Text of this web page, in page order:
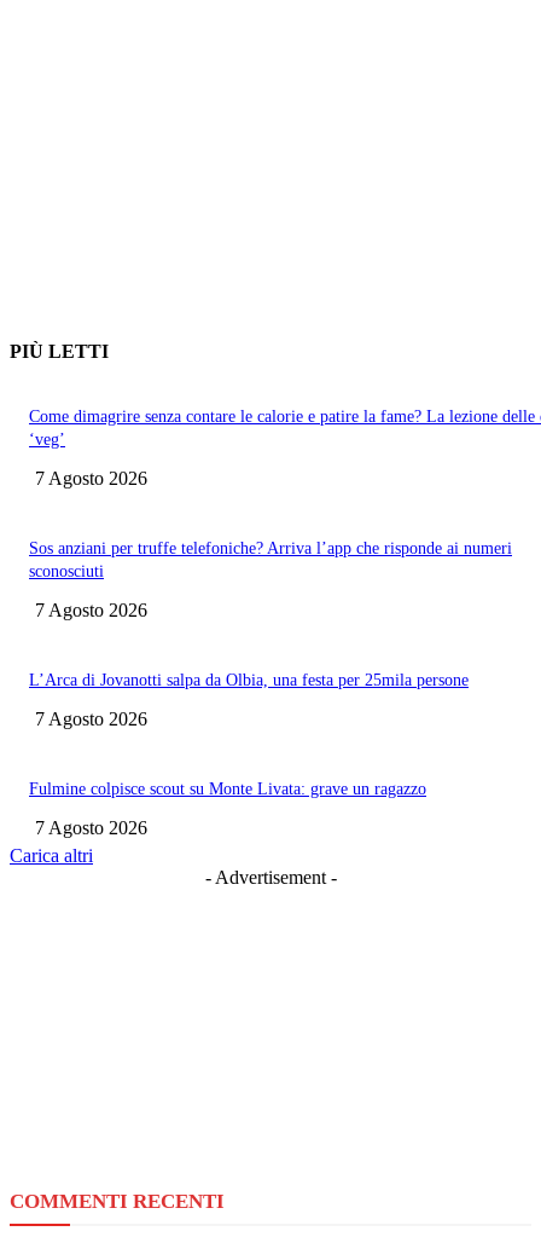
PIÙ LETTI
Come dimagrire senza contare le calorie e patire la fame? La lezione delle
‘veg’
7 Agosto 2026
Sos anziani per truffe telefoniche? Arriva l’app che risponde ai numeri
sconosciuti
7 Agosto 2026
L’Arca di Jovanotti salpa da Olbia, una festa per 25mila persone
7 Agosto 2026
Fulmine colpisce scout su Monte Livata: grave un ragazzo
7 Agosto 2026
Carica altri
- Advertisement -
COMMENTI RECENTI